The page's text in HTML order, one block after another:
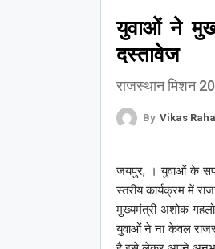
युवाओं ने
दस्तावेज
राजस्थान मिशन
By Vikas
जयपुर, । युवाओं के
स्तरीय कार्यक्रम में
मुख्यमंत्री अशोक
युवाओं ने ना केवल